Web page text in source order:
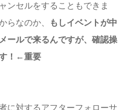
ンセルをすることもできま
らなのか、
もしイベントが中
ールで来るんですが、確認操
！←重要
に対するアフターフォローサ